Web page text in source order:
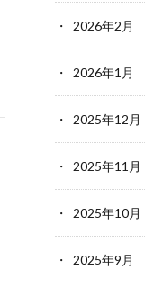
2026年2月
2026年1月
2025年12月
2025年11月
2025年10月
2025年9月